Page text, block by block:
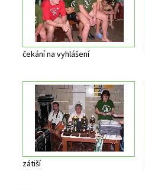
čekání na vyhlášení
zátiší